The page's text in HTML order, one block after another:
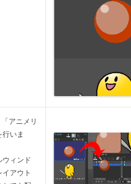
アニメリ
いま
ィンド
アウト